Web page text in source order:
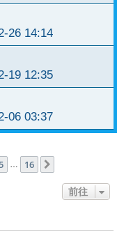
26 14:14
19 12:35
06 03:37
… 16
前往